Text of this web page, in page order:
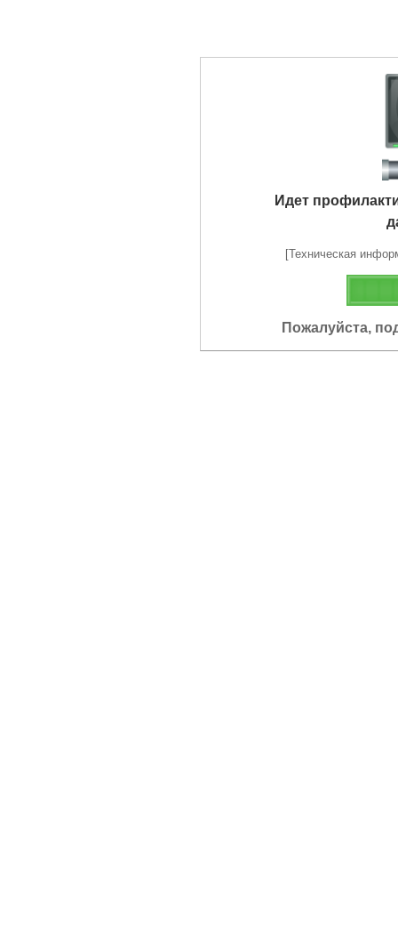
Идет
[Техническая
Пожалуйста,